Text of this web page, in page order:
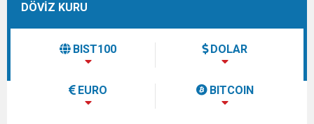
DÖVİZ KURU
BIST100 DOLAR
EURO BITCOIN